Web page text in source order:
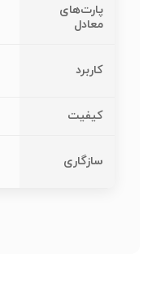
پارت‌های
معادل
کاربرد
کیفیت
سازگاری